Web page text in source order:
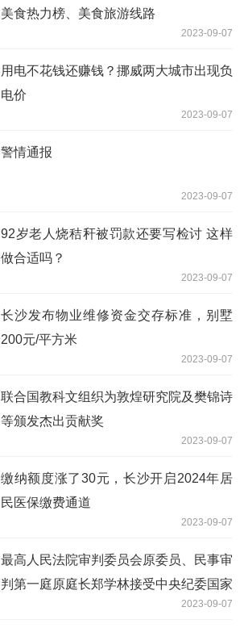
美食热力榜、美食旅游线路
2023-09-07
用电不花钱还赚钱？挪威两大城市出现负
电价
2023-09-07
警情通报
2023-09-07
92岁老人烧秸秆被罚款还要写检讨 这样
做合适吗？
2023-09-07
长沙发布物业维修资金交存标准，别墅
200元/平方米
2023-09-07
联合国教科文组织为敦煌研究院及樊锦诗
等颁发杰出贡献奖
2023-09-07
缴纳额度涨了30元，长沙开启2024年居
民医保缴费通道
2023-09-07
最高人民法院审判委员会原委员、民事审
判第一庭原庭长郑学林接受中央纪委国家
2023-09-07